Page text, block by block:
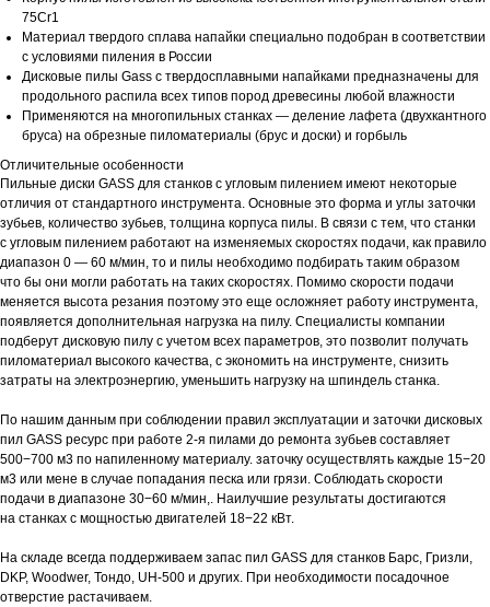
75Cr1
Материал твердого сплава напайки специально подобран в соответствии
с условиями пиления в России
Дисковые пилы Gass с твердосплавными напайками предназначены для
продольного распила всех типов пород древесины любой влажности
Применяются на многопильных станках — деление лафета (двухкантного
бруса) на обрезные пиломатериалы (брус и доски) и горбыль
Отличительные особенности
Пильные диски GASS для станков с угловым пилением имеют некоторые
отличия от стандартного инструмента. Основные это форма и углы заточки
зубьев, количество зубьев, толщина корпуса пилы. В связи с тем, что станки
с угловым пилением работают на изменяемых скоростях подачи, как правило
диапазон 0 — 60 м/мин, то и пилы необходимо подбирать таким образом
что бы они могли работать на таких скоростях. Помимо скорости подачи
меняется высота резания поэтому это еще осложняет работу инструмента,
появляется дополнительная нагрузка на пилу. Специалисты компании
подберут дисковую пилу с учетом всех параметров, это позволит получать
пиломатериал высокого качества, с экономить на инструменте, снизить
затраты на электроэнергию, уменьшить нагрузку на шпиндель станка.
По нашим данным при соблюдении правил эксплуатации и заточки дисковых
пил GASS ресурс при работе 2-я пилами до ремонта зубьев составляет
500−700 м3 по напиленному материалу. заточку осуществлять каждые 15−20
м3 или мене в случае попадания песка или грязи. Соблюдать скорости
подачи в диапазоне 30−60 м/мин,. Наилучшие результаты достигаются
на станках с мощностью двигателей 18−22 кВт.
На складе всегда поддерживаем запас пил GASS для станков Барс, Гризли,
DKP, Woodwer, Тондо, UH-500 и других. При необходимости посадочное
отверстие растачиваем.